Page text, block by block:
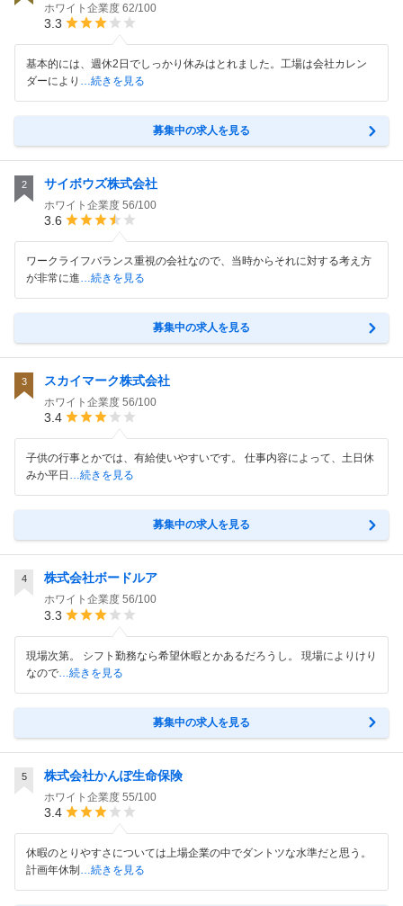
ホワイト企業度 62/100
3.3
基本的には、週休2日でしっかり休みはとれました。工場は会社カレン
ダーにより …続きを見る
募集中の求人を見る
2 サイボウズ株式会社
ホワイト企業度 56/100
3.6
ワークライフバランス重視の会社なので、当時からそれに対する考え方
が非常に進…続きを見る
募集中の求人を見る
3 スカイマーク株式会社
ホワイト企業度 56/100
3.4
子供の行事とかでは、有給使いやすいです。 仕事内容によって、土日休
みか平日 …続きを見る
募集中の求人を見る
4 株式会社ボードルア
ホワイト企業度 56/100
3.3
現場次第。 シフト勤務なら希望休暇とかあるだろうし。 現場によりけり
なので …続きを見る
募集中の求人を見る
5 株式会社かんぽ生命保険
ホワイト企業度 55/100
3.4
休暇のとりやすさについては上場企業の中でダントツな水準だと思う。
計画年休制 …続きを見る